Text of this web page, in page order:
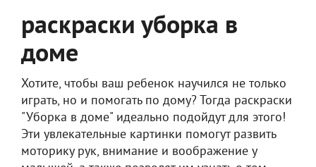
раскраски уборка в
доме
Хотите, чтобы ваш ребенок научился не только
играть, но и помогать по дому? Тогда раскраски
"Уборка в доме" идеально подойдут для этого!
Эти увлекательные картинки помогут развить
моторику рук, внимание и воображение у